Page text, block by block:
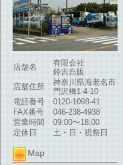
店舗名
有限会社
鈴吉自販
店舗住所
神奈川県海老名市
門沢橋1-4-10
電話番号
0120-1098-41
FAX番号
046-238-4938
営業時間
09:00〜18:00
定休日
土・日・祝祭日
Map